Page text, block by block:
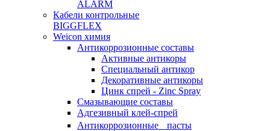
ALARM
Кабели контрольные
BIGGFLEX
Weicon химия
Антикоррозионные составы
Активные антикоры
Специальный антикор
Декоративные антикоры
Цинк спрей - Zinc Spray
Смазывающие составы
Адгезивный клей-спрей
Антикоррозионные пасты